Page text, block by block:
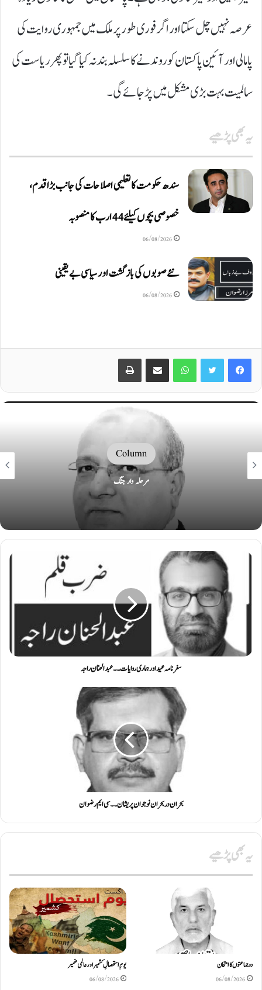
عرصہ نہیں چل سکتا اور اگر فوری طور پر ملک میں جمہوری روایت کی
پامالی اور آئین پاکستان کو روندنے کا سلسلہ بند نہ کیا گیا تو پھر ریاست کی
سالمیت بہت بڑی مشکل میں پڑ جائے گی۔
یہ بھی پڑھیے
سندھ حکومت کا تعلیمی اصلاحات کی جانب بڑا قدم،
خصوصی بچوں کیلئے44 ارب کا منصوبہ
06/08/2026
نئے صوبوں کی بازگشت اور سیاسی بے یقینی
06/08/2026
Facebook
Twitter
WhatsApp
Share via Email
Print
Column
مرحلہ وار جنگ
سفر نامہ عید اور ہماری روایات ۔۔ عبدالحنان راجہ
بحران در بحران نوجوان پریشان ۔۔ سی ایم رضوان
یہ بھی پڑھیے
دو جماعتوں کا امتحان
06/08/2026
یومِ استحصالِ کشمیر اور عالمی ضمیر
06/08/2026